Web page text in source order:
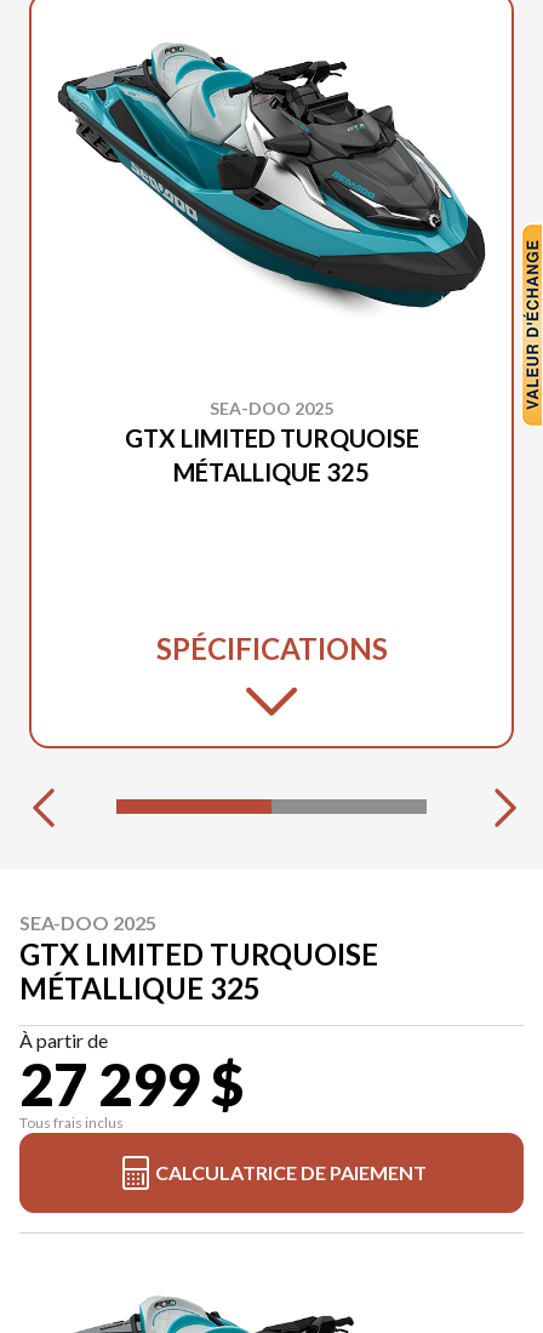
SEA-DOO 2025
GTX LIMITED TURQUOISE
MÉTALLIQUE 325
SPÉCIFICATIONS
SEA-DOO 2025
GTX LIMITED TURQUOISE
MÉTALLIQUE 325
À partir de
27 299 $
Tous frais inclus
CALCULATRICE DE PAIEMENT